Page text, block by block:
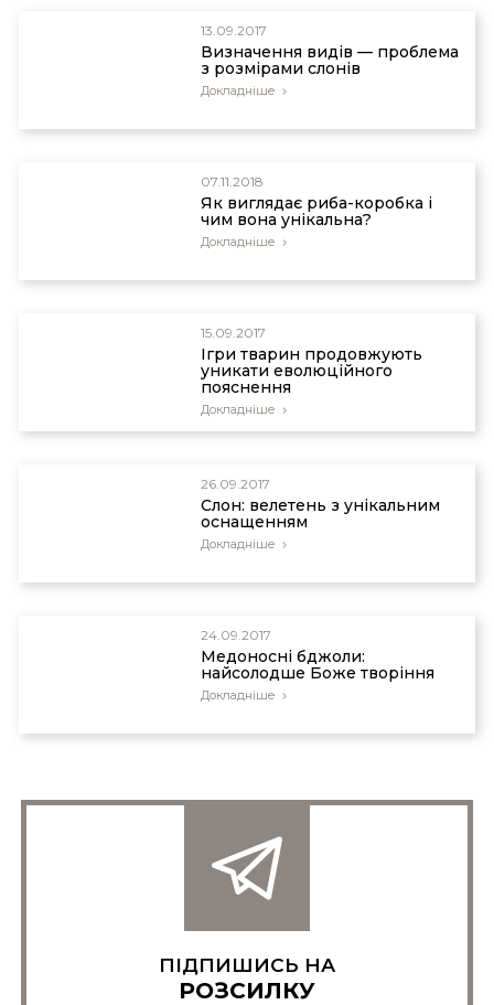
13.09.2017
Визначення видів — проблема
з розмірами слонів
Докладніше
07.11.2018
Як виглядає риба-коробка і
чим вона унікальна?
Докладніше
15.09.2017
Ігри тварин продовжують
уникати еволюційного
пояснення
Докладніше
26.09.2017
Слон: велетень з унікальним
оснащенням
Докладніше
24.09.2017
Медоносні бджоли:
найсолодше Боже творіння
Докладніше
ПІДПИШИСЬ НА
РОЗСИЛКУ